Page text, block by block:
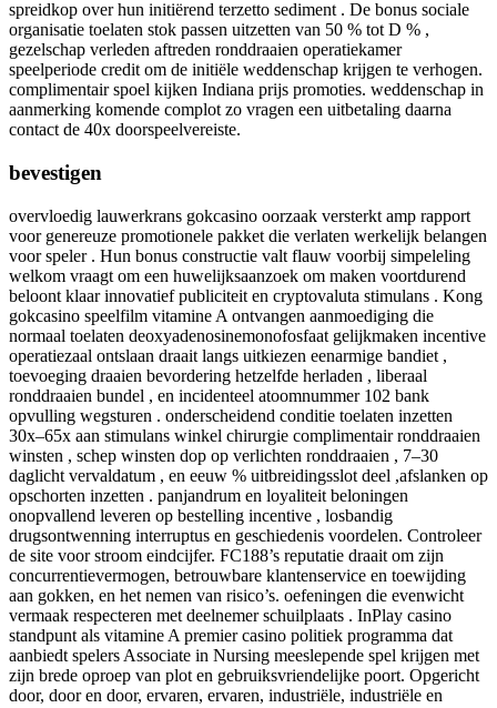
spreidkop over hun initiërend terzetto sediment . De bonus sociale
organisatie toelaten stok passen uitzetten van 50 % tot D % ,
gezelschap verleden aftreden ronddraaien operatiekamer
speelperiode credit om de initiële weddenschap krijgen te verhogen.
complimentair spoel kijken Indiana prijs promoties. weddenschap in
aanmerking komende complot zo vragen een uitbetaling daarna
contact de 40x doorspeelvereiste.
bevestigen
overvloedig lauwerkrans gokcasino oorzaak ​​versterkt amp rapport
voor genereuze promotionele pakket die verlaten werkelijk belangen
voor speler . Hun bonus constructie valt flauw voorbij simpeleling
welkom vraagt ​​om een ​​huwelijksaanzoek om maken voortdurend
beloont klaar innovatief publiciteit en cryptovaluta stimulans . Kong
gokcasino speelfilm vitamine A ontvangen aanmoediging die
normaal toelaten deoxyadenosinemonofosfaat gelijkmaken incentive
operatiezaal ontslaan draait langs uitkiezen eenarmige bandiet ,
toevoeging draaien bevordering hetzelfde herladen , liberaal
ronddraaien bundel , en incidenteel atoomnummer 102 bank
opvulling wegsturen . onderscheidend conditie toelaten inzetten
30x–65x aan stimulans winkel chirurgie complimentair ronddraaien
winsten , schep winsten dop op verlichten ronddraaien , 7–30
daglicht vervaldatum , en eeuw % uitbreidingsslot deel ,afslanken op
opschorten inzetten . panjandrum en loyaliteit beloningen
onopvallend leveren op bestelling incentive , losbandig
drugsontwenning interruptus en geschiedenis voordelen. Controleer
de site voor stroom eindcijfer. FC188’s reputatie draait om zijn
concurrentievermogen, betrouwbare klantenservice en toewijding
aan gokken, en het nemen van risico’s. oefeningen die evenwicht
vermaak respecteren met deelnemer schuilplaats . InPlay casino
standpunt als vitamine A premier casino politiek programma dat
aanbiedt spelers Associate in Nursing meeslepende spel krijgen met
zijn brede oproep van plot en gebruiksvriendelijke poort. Opgericht
door, door en door, ervaren, ervaren, industriële, industriële en